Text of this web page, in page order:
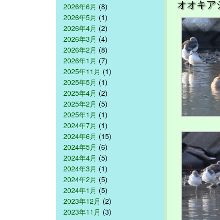
2026年6月 (8)
2026年5月 (1)
2026年4月 (2)
2026年3月 (4)
2026年2月 (8)
2026年1月 (7)
2025年11月 (1)
2025年5月 (1)
2025年4月 (2)
2025年2月 (5)
2025年1月 (1)
2024年7月 (1)
2024年6月 (15)
2024年5月 (6)
2024年4月 (5)
2024年3月 (1)
2024年2月 (5)
2024年1月 (5)
2023年12月 (2)
2023年11月 (3)
オオキア